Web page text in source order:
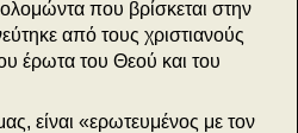
που βρίσκεται στην
από τους χριστιανούς
έρωτα του Θεού και του
είναι «ερωτευμένος με τον